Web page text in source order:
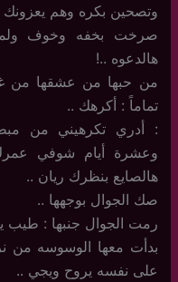
وتصحين بكره وهم يعزونك
صرخت بخفه وخوف
هالدعوه ..!
من حبها من عشقها من
تماماً : أكرهك ..
: أدري تكرهيني من
وعشرة أيام شوفي
هالصايع بنظرك ريان ..
صك الجوال بوجهها ..
رمت الجوال جنبها : طيب
بدأت معها الوسوسه من
على نفسه يروح ويجي ..